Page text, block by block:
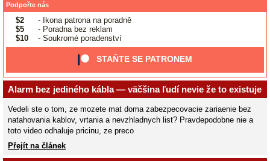
Podpořte nás
$2
- Ikona patrona na poradně
$5
- Poradna bez reklam
$10
- Soukromé poradenství
STAŇTE SE PATRONEM
Alarm bez jediného kábla — väčšina ľudí nevie že to existuje
Vedeli ste o tom, ze mozete mat doma zabezpecovacie zariaenie bez
natahovania kablov, vrtania a nevzhladnych list? Pravdepodobne nie a
toto video odhaluje pricinu, ze preco
Přejít na článek